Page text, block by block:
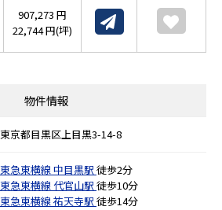
907,273 円
22,744 円(坪)
物件情報
東京都目黒区上目黒3-14-8
東急東横線中目黒駅 徒歩2分
東急東横線代官山駅 徒歩10分
東急東横線祐天寺駅 徒歩14分